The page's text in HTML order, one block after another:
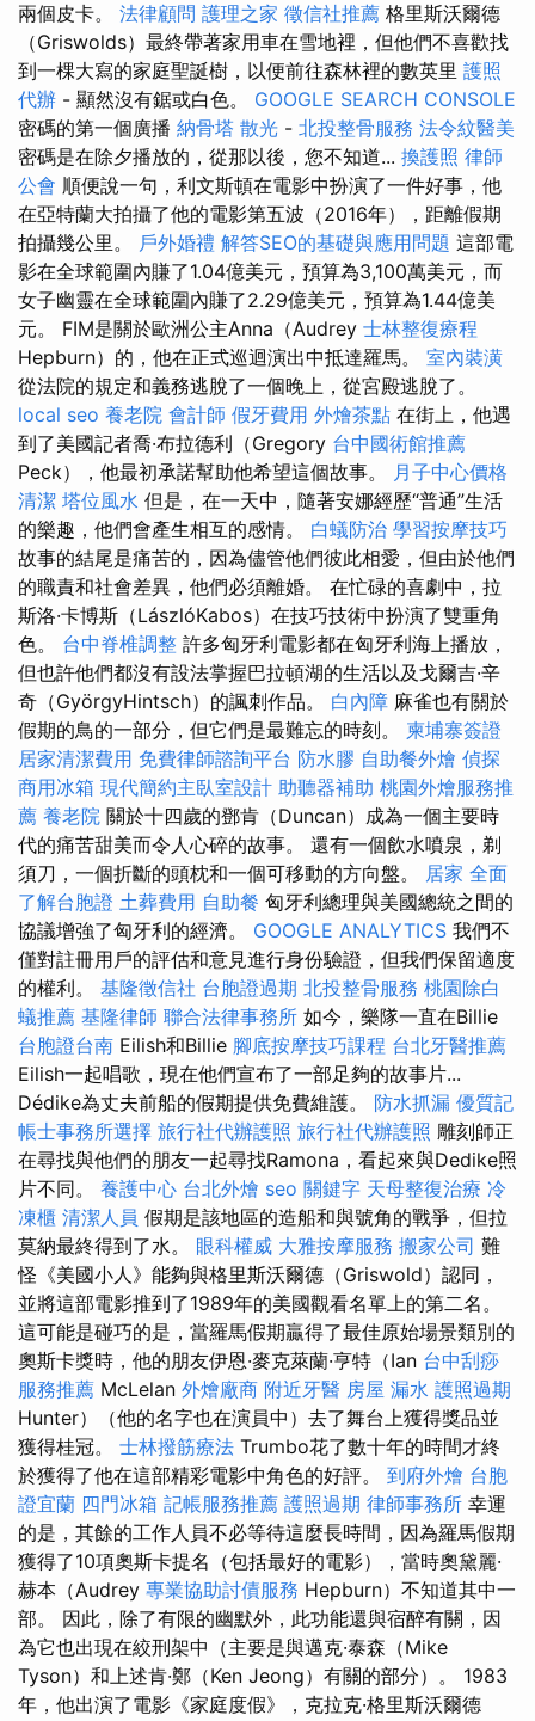
兩個皮卡。 法律顧問 護理之家 徵信社推薦 格里斯沃爾德
（Griswolds）最終帶著家用車在雪地裡，但他們不喜歡找
到一棵大寫的家庭聖誕樹，以便前往森林裡的數英里 護照
代辦 - 顯然沒有鋸或白色。 GOOGLE SEARCH CONSOLE
密碼的第一個廣播 納骨塔 散光 - 北投整骨服務 法令紋醫美
密碼是在除夕播放的，從那以後，您不知道... 換護照 律師
公會 順便說一句，利文斯頓在電影中扮演了一件好事，他
在亞特蘭大拍攝了他的電影第五波（2016年），距離假期
拍攝幾公里。 戶外婚禮 解答SEO的基礎與應用問題 這部電
影在全球範圍內賺了1.04億美元，預算為3,100萬美元，而
女子幽靈在全球範圍內賺了2.29億美元，預算為1.44億美
元。 FIM是關於歐洲公主Anna（Audrey 士林整復療程
Hepburn）的，他在正式巡迴演出中抵達羅馬。 室內裝潢
從法院的規定和義務逃脫了一個晚上，從宮殿逃脫了。
local seo 養老院 會計師 假牙費用 外燴茶點 在街上，他遇
到了美國記者喬·布拉德利（Gregory 台中國術館推薦
Peck），他最初承諾幫助他希望這個故事。 月子中心價格
清潔 塔位風水 但是，在一天中，隨著安娜經歷“普通”生活
的樂趣，他們會產生相互的感情。 白蟻防治 學習按摩技巧
故事的結尾是痛苦的，因為儘管他們彼此相愛，但由於他們
的職責和社會差異，他們必須離婚。 在忙碌的喜劇中，拉
斯洛·卡博斯（LászlóKabos）在技巧技術中扮演了雙重角
色。 台中脊椎調整 許多匈牙利電影都在匈牙利海上播放，
但也許他們都沒有設法掌握巴拉頓湖的生活以及戈爾吉·辛
奇（GyörgyHintsch）的諷刺作品。 白內障 麻雀也有關於
假期的鳥的一部分，但它們是最難忘的時刻。 柬埔寨簽證
居家清潔費用 免費律師諮詢平台 防水膠 自助餐外燴 偵探
商用冰箱 現代簡約主臥室設計 助聽器補助 桃園外燴服務推
薦 養老院 關於十四歲的鄧肯（Duncan）成為一個主要時
代的痛苦甜美而令人心碎的故事。 還有一個飲水噴泉，剃
須刀，一個折斷的頭枕和一個可移動的方向盤。 居家 全面
了解台胞證 土葬費用 自助餐 匈牙利總理與美國總統之間的
協議增強了匈牙利的經濟。 GOOGLE ANALYTICS 我們不
僅對註冊用戶的評估和意見進行身份驗證，但我們保留適度
的權利。 基隆徵信社 台胞證過期 北投整骨服務 桃園除白
蟻推薦 基隆律師 聯合法律事務所 如今，樂隊一直在Billie
台胞證台南 Eilish和Billie 腳底按摩技巧課程 台北牙醫推薦
Eilish一起唱歌，現在他們宣布了一部足夠的故事片...
Dédike為丈夫前船的假期提供免費維護。 防水抓漏 優質記
帳士事務所選擇 旅行社代辦護照 旅行社代辦護照 雕刻師正
在尋找與他們的朋友一起尋找Ramona，看起來與Dedike照
片不同。 養護中心 台北外燴 seo 關鍵字 天母整復治療 冷
凍櫃 清潔人員 假期是該地區的造船和與號角的戰爭，但拉
莫納最終得到了水。 眼科權威 大雅按摩服務 搬家公司 難
怪《美國小人》能夠與格里斯沃爾德（Griswold）認同，
並將這部電影推到了1989年的美國觀看名單上的第二名。
這可能是碰巧的是，當羅馬假期贏得了最佳原始場景類別的
奧斯卡獎時，他的朋友伊恩·麥克萊蘭·亨特（Ian 台中刮痧
服務推薦 McLelan 外燴廠商 附近牙醫 房屋 漏水 護照過期
Hunter）（他的名字也在演員中）去了舞台上獲得獎品並
獲得桂冠。 士林撥筋療法 Trumbo花了數十年的時間才終
於獲得了他在這部精彩電影中角色的好評。 到府外燴 台胞
證宜蘭 四門冰箱 記帳服務推薦 護照過期 律師事務所 幸運
的是，其餘的工作人員不必等待這麼長時間，因為羅馬假期
獲得了10項奧斯卡提名（包括最好的電影），當時奧黛麗·
赫本（Audrey 專業協助討債服務 Hepburn）不知道其中一
部。 因此，除了有限的幽默外，此功能還與宿醉有關，因
為它也出現在絞刑架中（主要是與邁克·泰森（Mike
Tyson）和上述肯·鄭（Ken Jeong）有關的部分）。 1983
年，他出演了電影《家庭度假》，克拉克·格里斯沃爾德